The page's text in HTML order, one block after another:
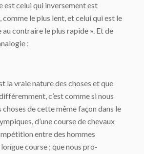
est celui qui inversement est
le plus lent, et celui qui est le
contraire le plus rapide ». Et de
:
la vraie nature des choses et que
c’est comme si nous
de cette même façon dans le
d’une course de chevaux
entre des hommes
course ; que nous pro­